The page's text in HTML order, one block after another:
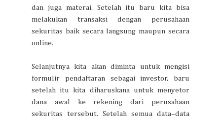
dan juga materai. Setelah itu baru kita bisa
melakukan transaksi dengan perusahaan
sekuritas baik secara langsung maupun secara
online.
Selanjutnya kita akan diminta untuk mengisi
formulir pendaftaran sebagai investor, baru
setelah itu kita diharuskana untuk menyetor
dana awal ke rekening dari perusahaan
sekuritas tersebut. Setelah semua data–data